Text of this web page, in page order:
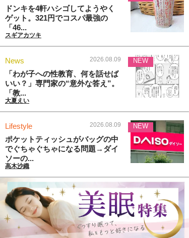
ドンキを4軒ハシゴしてようやく
ゲット。321円でコスパ最強の
「46...
スギアカツキ
News 2026.08.09
「わが子への性教育、何を話せば
いい？」専門家の“意外な答え”。
「教...
大夏えい
NEW
Lifestyle 2026.08.09
ポケットティッシュがバッグの中
でぐちゃぐちゃになる問題→ダイ
ソーの...
高木沙織
NEW